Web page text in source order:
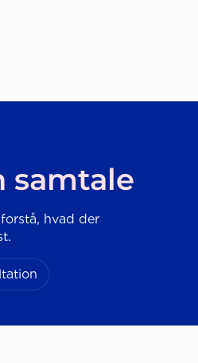
samtale
hvad der